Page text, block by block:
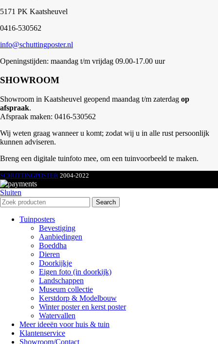
5171 PK Kaatsheuvel
0416-530562
info@schuttingposter.nl
Openingstijden: maandag t/m vrijdag 09.00-17.00 uur
SHOWROOM
Showroom in Kaatsheuvel geopend maandag t/m zaterdag op
afspraak.
Afspraak maken: 0416-530562
Wij weten graag wanneer u komt; zodat wij u in alle rust persoonlijk
kunnen adviseren.
Breng een digitale tuinfoto mee, om een tuinvoorbeeld te maken.
SCHUTTINGPOSTER 2004-2022
Sluiten
Search
Tuinposters
Bevestiging
Aanbiedingen
Boeddha
Dieren
Doorkijkje
Eigen foto (in doorkijk)
Landschappen
Museum collectie
Kerstdorp & Modelbouw
Winter poster en kerst poster
Watervallen
Meer ideeën voor huis & tuin
Klantenservice
Showroom/Contact